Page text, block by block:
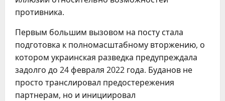
противника.
Первым большим вызовом на посту стала
подготовка к полномасштабному вторжению, о
котором украинская разведка предупреждала
задолго до 24 февраля 2022 года. Буданов не
просто транслировал предостережения
партнерам, но и инициировал